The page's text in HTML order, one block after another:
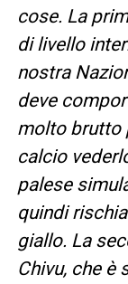
cose. La
di livello
nostra
deve
molto brutto
calcio
palese
quindi
giallo. La
Chivu, che è